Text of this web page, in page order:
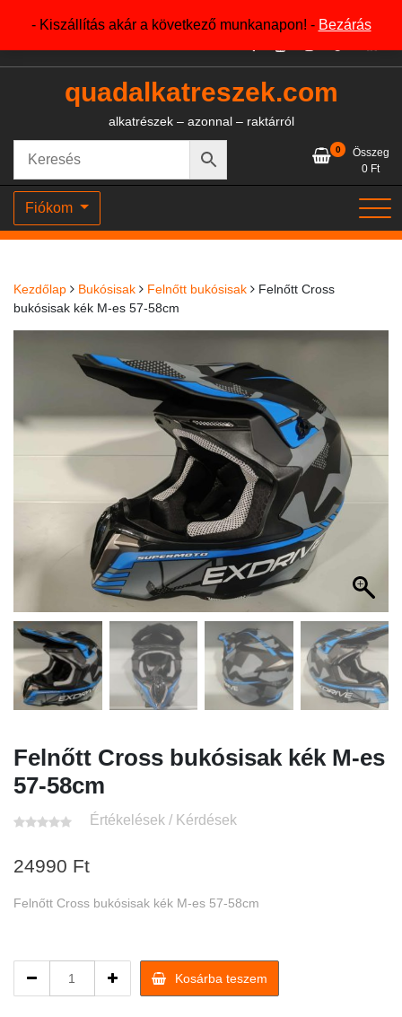
- Kiszállítás akár a következő munkanapon! - Bezárás
+36204327386
quadalkatreszek.com
alkatrészek – azonnal – raktárról
0
Összeg
0 Ft
Fiókom
Kezdőlap Bukósisak Felnőtt bukósisak
Felnőtt Cross
bukósisak kék M-es 57-58cm
Felnőtt Cross bukósisak kék M-es
57-58cm
Értékelések / Kérdések
24990 Ft
Felnőtt Cross bukósisak kék M-es 57-58cm
Cross
Kosárba teszem